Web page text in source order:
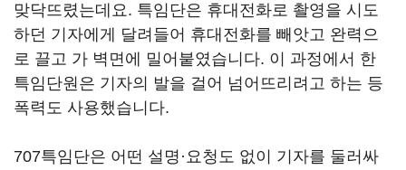
맞닥뜨렸는데요. 특임단은 휴대전화로 촬영을 시도
하던 기자에게 달려들어 휴대전화를 빼앗고 완력으
로 끌고 가 벽면에 밀어붙였습니다. 이 과정에서 한
특임단원은 기자의 발을 걸어 넘어뜨리려고 하는 등
폭력도 사용했습니다.
707특임단은 어떤 설명·요청도 없이 기자를 둘러싸